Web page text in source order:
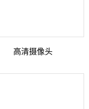
高清摄像头